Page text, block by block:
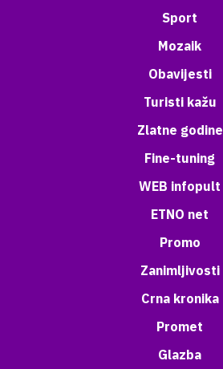
Sport
Mozaik
Obavijesti
Turisti kažu
Zlatne godine
Fine-tuning
WEB infopult
ETNO net
Promo
Zanimljivosti
Crna kronika
Promet
Glazba